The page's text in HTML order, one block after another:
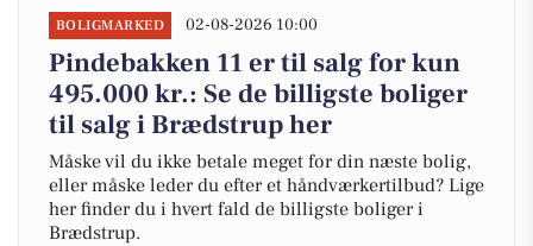
BOLIGMARKED 02-08-2026 10:00
Pindebakken 11 er til salg for kun
495.000 kr.: Se de billigste boliger
til salg i Brædstrup her
Måske vil du ikke betale meget for din næste bolig,
eller måske leder du efter et håndværkertilbud? Lige
her finder du i hvert fald de billigste boliger i
Brædstrup.